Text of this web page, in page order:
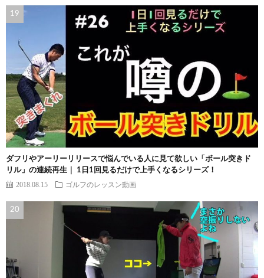
ダフリやアーリーリリースで悩んでいる人に見て欲しい「ボール突きド
リル」の連続再生｜ 1日1回見るだけで上手くなるシリーズ！
2018.08.15 ゴルフのレッスン動画